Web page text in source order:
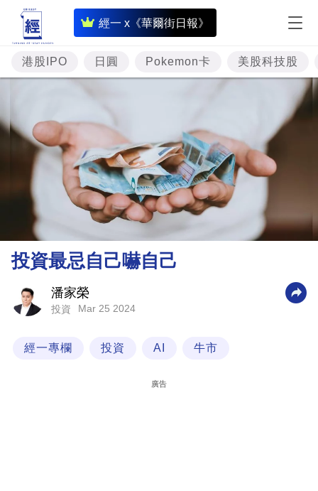
經一 x《華爾街日報》
即
時
財
經
題
投
資
樓
市
理
財
商
業
港股IPO 日圓 Pokemon卡 美股科技股
投資最忌自己嚇自己
潘家榮
投資 Mar 25 2024
經一專欄 投資 AI 牛市
廣告